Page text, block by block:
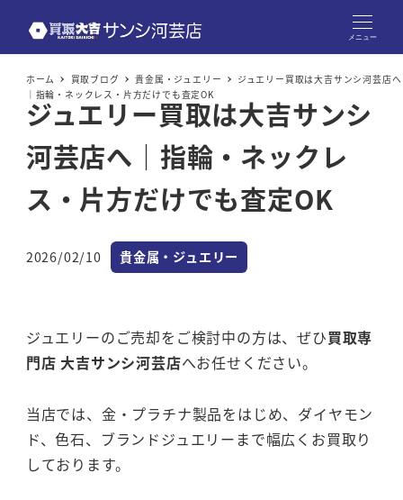
メニュー
ホーム 買取ブログ 貴金属・ジュエリー
ジュエリー買取は大吉サンシ河芸店へ
｜指輪・ネックレス・片方だけでも査定OK
ジュエリー買取は大吉サンシ
河芸店へ｜指輪・ネックレ
ス・片方だけでも査定OK
投稿日
2026/02/10 カテゴリー
貴金属・ジュエリー
ジュエリーのご売却をご検討中の方は、ぜひ買取専
門店 大吉サンシ河芸店へお任せください。
当店では、金・プラチナ製品をはじめ、ダイヤモン
ド、色石、ブランドジュエリーまで幅広くお買取り
しております。